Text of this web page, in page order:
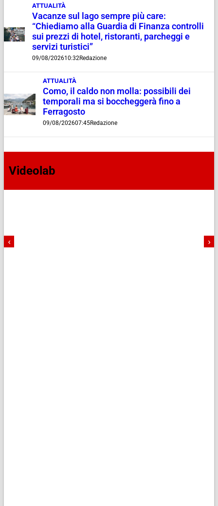
ATTUALITÀ
Vacanze sul lago sempre più care:
“Chiediamo alla Guardia di Finanza controlli
sui prezzi di hotel, ristoranti, parcheggi e
servizi turistici”
09/08/202610:32Redazione
ATTUALITÀ
Como, il caldo non molla: possibili dei
temporali ma si boccheggerà fino a
Ferragosto
09/08/202607:45Redazione
Videolab
‹ ›